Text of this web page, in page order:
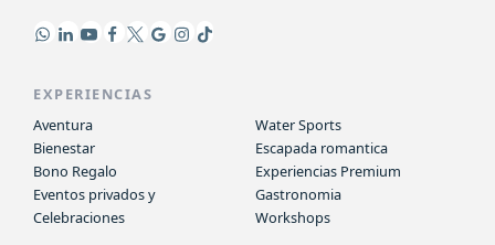
EXPERIENCIAS
Aventura
Bienestar
Bono Regalo
Eventos privados y
Celebraciones
Water Sports
Escapada romantica
Experiencias Premium
Gastronomia
Workshops